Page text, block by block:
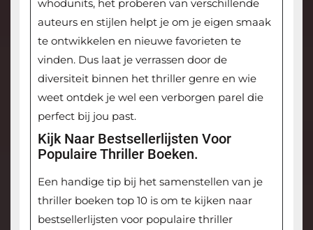
whodunits, het proberen van verschillende
auteurs en stijlen helpt je om je eigen smaak
te ontwikkelen en nieuwe favorieten te
vinden. Dus laat je verrassen door de
diversiteit binnen het thriller genre en wie
weet ontdek je wel een verborgen parel die
perfect bij jou past.
Kijk Naar Bestsellerlijsten Voor
Populaire Thriller Boeken.
Een handige tip bij het samenstellen van je
thriller boeken top 10 is om te kijken naar
bestsellerlijsten voor populaire thriller